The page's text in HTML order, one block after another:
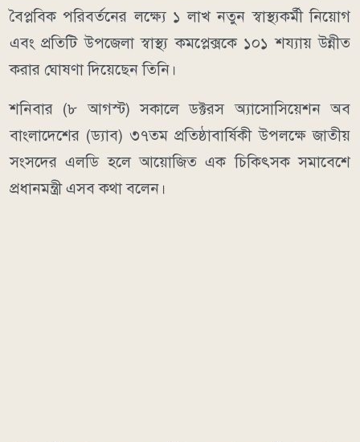
বৈপ্লবিক পরিবর্তনের লক্ষ্যে ১ লাখ নতুন স্বাস্থ্যকর্মী নিয়োগ
এবং প্রতিটি উপজেলা স্বাস্থ্য কমপ্লেক্সকে ১০১ শয্যায় উন্নীত
করার ঘোষণা দিয়েছেন তিনি।
শনিবার (৮ আগস্ট) সকালে ডক্টরস অ্যাসোসিয়েশন অব
বাংলাদেশের (ড্যাব) ৩৭তম প্রতিষ্ঠাবার্ষিকী উপলক্ষে জাতীয়
সংসদের এলডি হলে আয়োজিত এক চিকিৎসক সমাবেশে
প্রধানমন্ত্রী এসব কথা বলেন।